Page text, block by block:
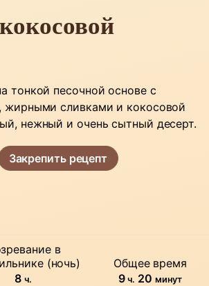
тонкой песочной основе с
жирными сливками и кокосовой
нежный и очень сытный десерт.
Закрепить рецепт
в
(ночь)
8часов
ч.
Общее время
9часов
ч. 20минуты
минут